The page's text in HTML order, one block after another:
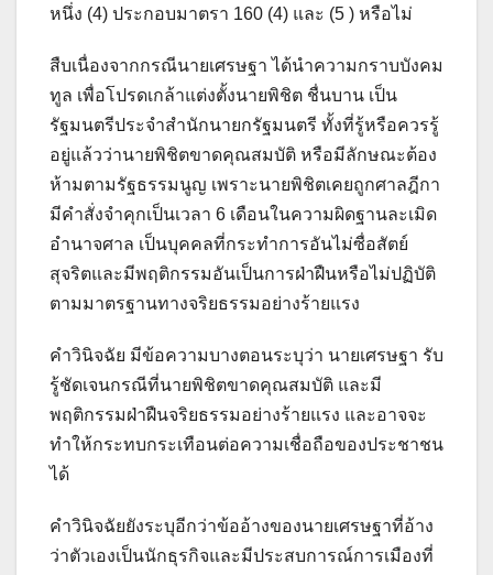
หนึ่ง (4) ประกอบมาตรา 160 (4) และ (5 ) หรือไม่
สืบเนื่องจากกรณีนายเศรษฐา ได้นำความกราบบังคม
ทูล เพื่อโปรดเกล้าแต่งตั้งนายพิชิต ชื่นบาน เป็น
รัฐมนตรีประจำสำนักนายกรัฐมนตรี ทั้งที่รู้หรือควรรู้
อยู่แล้วว่านายพิชิตขาดคุณสมบัติ หรือมีลักษณะต้อง
ห้ามตามรัฐธรรมนูญ เพราะนายพิชิตเคยถูกศาลฎีกา
มีคำสั่งจำคุกเป็นเวลา 6 เดือนในความผิดฐานละเมิด
อำนาจศาล เป็นบุคคลที่กระทำการอันไม่ซื่อสัตย์
สุจริตและมีพฤติกรรมอันเป็นการฝ่าฝืนหรือไม่ปฏิบัติ
ตามมาตรฐานทางจริยธรรมอย่างร้ายแรง
คำวินิจฉัย มีข้อความบางตอนระบุว่า นายเศรษฐา รับ
รู้ชัดเจนกรณีที่นายพิชิตขาดคุณสมบัติ และมี
พฤติกรรมฝ่าฝืนจริยธรรมอย่างร้ายแรง และอาจจะ
ทำให้กระทบกระเทือนต่อความเชื่อถือของประชาชน
ได้
คำวินิจฉัยยังระบุอีกว่าข้ออ้างของนายเศรษฐาที่อ้าง
ว่าตัวเองเป็นนักธุรกิจและมีประสบการณ์การเมืองที่